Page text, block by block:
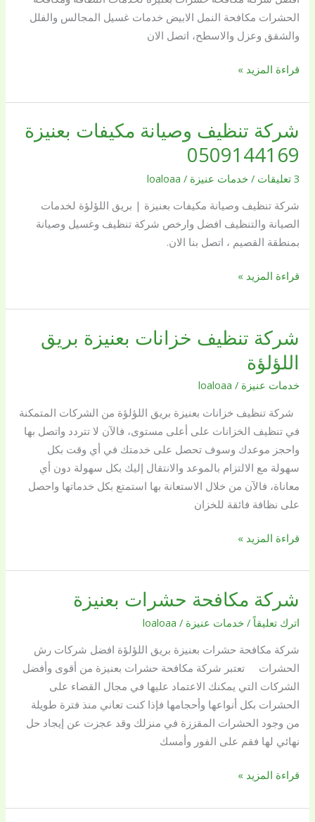
الحشرات مكافحة النمل الابيض خدمات غسيل المجالس والفلل
والشقق وعزل والاسطح، اتصل الان
0509144169
قراءة المزيد »
شركة تنظيف وصيانة مكيفات بعنيزة
0509144169
3 تعليقات / خدمات عنيزة /
loaloaa
شركة تنظيف وصيانة مكيفات بعنيزة | بريق اللؤلؤة لخدمات
الصيانة والتنظيف افضل وارخص شركة تنظيف وغسيل وصيانة
بمنطقة القصيم ، اتصل بنا الان.
شركة
تنظيف
وصيانة
مكيفات
بعنيزة
0509144169
قراءة المزيد »
شركة تنظيف خزانات بعنيزة بريق
اللؤلؤة
خدمات عنيزة /
loaloaa
شركة تنظيف خزانات بعنيزة بريق اللؤلؤة من الشركات المتمكنة
في تنظيف الخزانات على أعلى مستوى، فالآن لا تتردد واتصل بها
واحجز موعدك وسوف تحصل على خدمتك في أي وقت بكل
سهولة مع الالتزام بالموعد والانتقال إليك بكل سهولة دون أي
معاناة، فالآن من خلال الاستعانة بها استمتع بكل خدماتها واحصل
على نظافة فائقة للخزان
شركة
تنظيف
خزانات
بعنيزة
اللؤلؤة
قراءة المزيد »
شركة مكافحة حشرات بعنيزة
اترك تعليقاً / خدمات عنيزة /
loaloaa
شركة مكافحة حشرات بعنيزة بريق اللؤلؤة افضل شركات رش
الحشرات تعتبر شركة مكافحة حشرات بعنيزة من أقوى وأفضل
الشركات التي يمكنك الاعتماد عليها في مجال القضاء على
الحشرات بكل أنواعها وأحجامها فإذا كنت تعاني منذ فترة طويلة
من وجود الحشرات المقززة في منزلك وقد عجزت عن إيجاد حل
نهائي لها فقم على الفور وأمسك
شركة
مكافحة
حشرات
بعنيزة
قراءة المزيد »